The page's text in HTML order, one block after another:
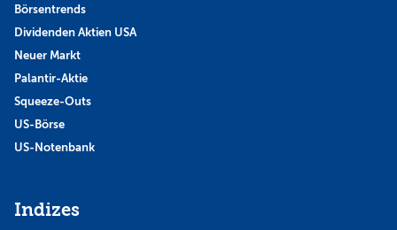
Börsentrends
Dividenden Aktien USA
Neuer Markt
Palantir-Aktie
Squeeze-Outs
US-Börse
US-Notenbank
Indizes